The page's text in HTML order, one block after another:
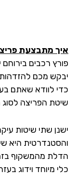
מתבצעת פריצת
רכבים בירוחם
מכם להזדהות
לוודא שאתם בעלי
הפריצה לסוג הרכב
שתי שיטות
היא
מהמשקוף בזהירות
מיוחד וידוג